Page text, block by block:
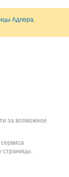
Адлера.
за возможное
страницы.